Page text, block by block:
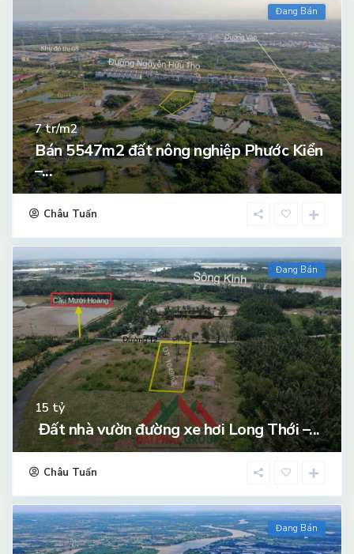
Đang Bán
7tr/m2
Bán 5547m2 đất nông nghiệp Phước Kiển
–...
Châu Tuấn
Đang Bán
15 tỷ
Đất nhà vườn đường xe hơi Long Thới –...
Châu Tuấn
Đang Bán